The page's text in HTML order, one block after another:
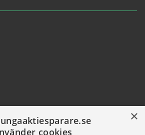
×
cookies